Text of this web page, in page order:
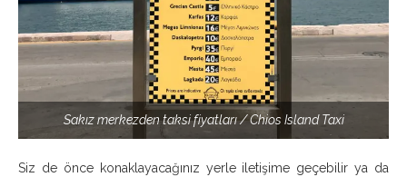
Sakız merkezden taksi fiyatları / Chios Island Taxi
Siz de önce konaklayacağınız yerle iletişime geçebilir ya da